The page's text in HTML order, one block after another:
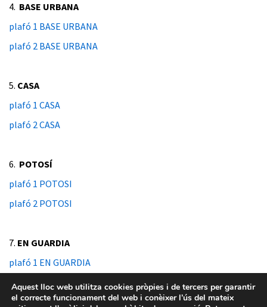
4. BASE URBANA
plafó 1 BASE URBANA
plafó 2 BASE URBANA
5. CASA
plafó 1 CASA
plafó 2 CASA
6. POTOSÍ
plafó 1 POTOSI
plafó 2 POTOSI
7. EN GUARDIA
plafó 1 EN GUARDIA
plafó 2 EN GUARDIA
Aquest lloc web utilitza cookies pròpies i de tercers per garantir
el correcte funcionament del web i conèixer l’ús del mateix